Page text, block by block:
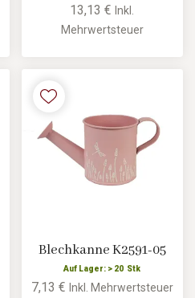
13,13 €Inkl.
Mehrwertsteuer
Blechkanne K2591-05
Auf Lager: > 20 Stk
7,13 € Inkl. Mehrwertsteuer